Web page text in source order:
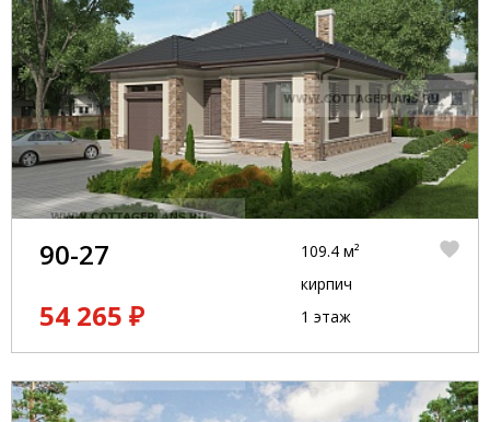
90-27
54 265 ₽
109.4 м²
кирпич
1 этаж